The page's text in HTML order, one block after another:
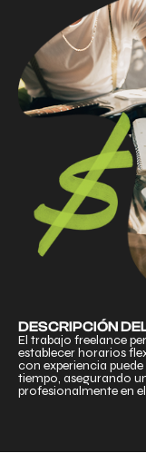
DESCRIPCIÓN
El trabajo freelance
establecer horarios
con experiencia
tiempo, asegurando
profesionalmente en